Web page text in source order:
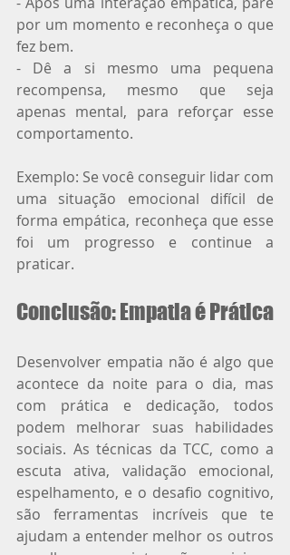
por um momento e reconheça o que
fez bem.
- Dê a si mesmo uma pequena
recompensa, mesmo que seja
apenas mental, para reforçar esse
comportamento.
Exemplo: Se você conseguir lidar com
uma situação emocional difícil de
forma empática, reconheça que esse
foi um progresso e continue a
praticar.
Conclusão: Empatia é Prática
Desenvolver empatia não é algo que
acontece da noite para o dia, mas
com prática e dedicação, todos
podem melhorar suas habilidades
sociais. As técnicas da TCC, como a
escuta ativa, validação emocional,
espelhamento, e o desafio cognitivo,
são ferramentas incríveis que te
ajudam a entender melhor os outros